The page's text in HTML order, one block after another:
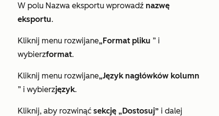
W polu Nazwa eksportu wprowadź nazwę
eksportu.
Kliknij menu rozwijane„Format pliku ” i
wybierzformat.
Kliknij menu rozwijane„Język nagłówków kolumn
” i wybierzjęzyk.
Kliknij, aby rozwinąć sekcję „Dostosuj” i dalej